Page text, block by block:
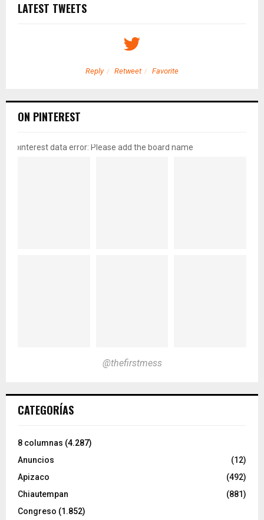
LATEST TWEETS
Reply Retweet Favorite
ON PINTEREST
pinterest data error: Please add the board name
@thefirstmess
CATEGORÍAS
8 columnas (4.287)
Anuncios
(12)
Apizaco
(492)
Chiautempan
(881)
Congreso (1.852)